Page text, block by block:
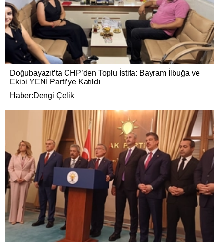
Doğubayazıt’ta CHP’den Toplu İstifa: Bayram İlbuğa ve
Ekibi YENİ Parti’ye Katıldı
Haber:Dengi Çelik